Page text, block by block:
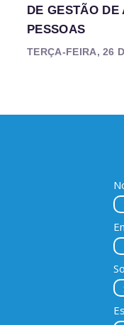
DE GESTÃO DE
PESSOAS
TERÇA-FEIRA, 26